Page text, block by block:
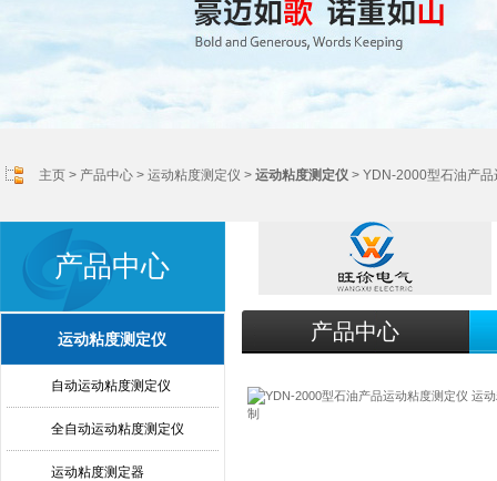
主页 > 产品中心 > 运动粘度测定仪 > 运动粘度测定仪 > YDN-2000型石油产
产品中心
运动粘度测定仪
自动运动粘度测定仪
全自动运动粘度测定仪
运动粘度测定器
产品中心